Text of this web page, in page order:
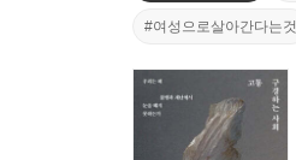
#여성으로살아간다는것